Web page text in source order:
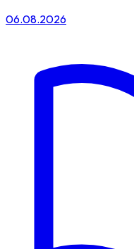
06.08.2026